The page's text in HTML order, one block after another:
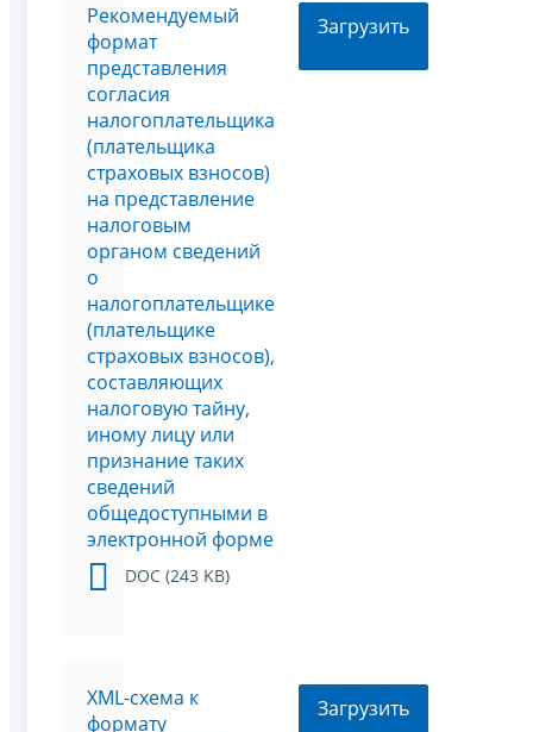
Рекомендуемый
формат
представления
согласия
налогоплательщика
(плательщика
страховых взносов)
на представление
налоговым
органом сведений
о
налогоплательщике
(плательщике
страховых взносов),
составляющих
налоговую тайну,
иному лицу или
признание таких
сведений
общедоступными в
электронной форме
DOC (243 KB)
Загрузить
XML-схема к
формату
Загрузить